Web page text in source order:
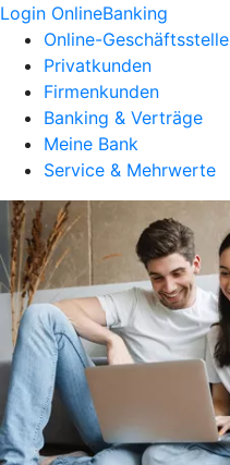
Login OnlineBanking
Online-Geschäftsstelle
Privatkunden
Firmenkunden
Banking & Verträge
Meine Bank
Service & Mehrwerte